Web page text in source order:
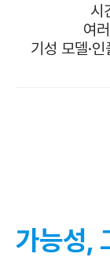
시
여
기성 모델·
가능성,